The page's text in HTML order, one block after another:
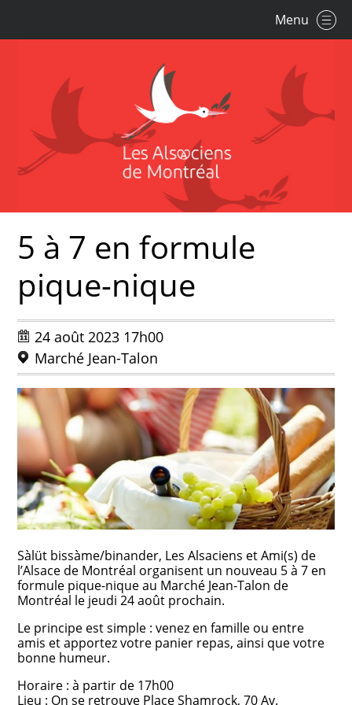
Menu
5 à 7 en formule
pique-nique
24 août 2023 17h00
Marché Jean-Talon
Sàlüt bissàme/binander, Les Alsaciens et Ami(s) de
l’Alsace de Montréal organisent un nouveau 5 à 7 en
formule pique-nique au Marché Jean-Talon de
Montréal le jeudi 24 août prochain.
Le principe est simple : venez en famille ou entre
amis et apportez votre panier repas, ainsi que votre
bonne humeur.
Horaire : à partir de 17h00
Lieu : On se retrouve Place Shamrock, 70 Av.